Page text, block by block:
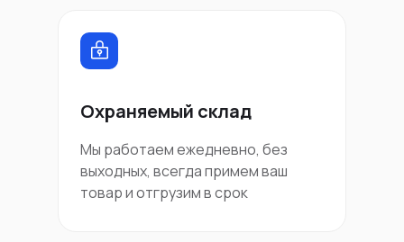
Охраняемый склад
Мы работаем ежедневно, без
выходных, всегда примем ваш
товар и отгрузим в срок